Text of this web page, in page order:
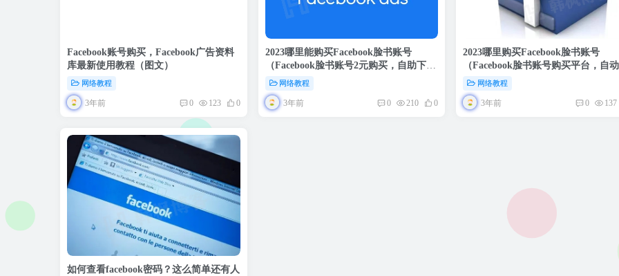
Facebook账号购买，Facebook广告资料
库最新使用教程（图文）
网络教程
3年前 0 123 0
2023哪里能购买Facebook脸书账号
（Facebook脸书账号2元购买，自助下
单，永久可用，售后无忧）
网络教程
3年前 0 210 0
2023哪里购买Facebook脸书账号
（Facebook脸书账号购买平台，自
货，8年老店，售后无忧）
网络教程
3年前 0 137
如何查看facebook密码？这么简单还有人